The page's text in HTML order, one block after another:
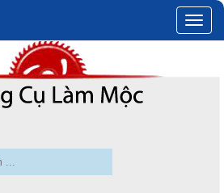
Toggle